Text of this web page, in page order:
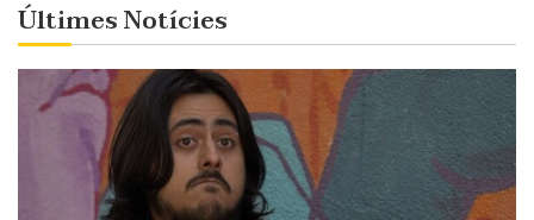
Últimes Notícies